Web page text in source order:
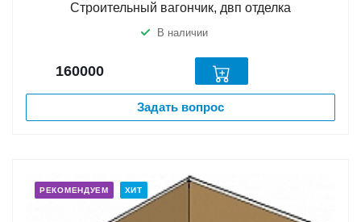
Строительный вагончик, двп отделка
В наличии
160000
Задать вопрос
РЕКОМЕНДУЕМ ХИТ